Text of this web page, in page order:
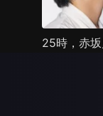
25時，赤